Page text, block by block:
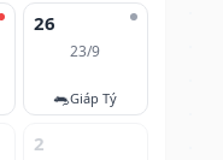
26
23/9
🐀Giáp Tý
2